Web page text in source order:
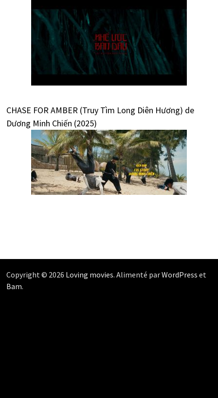
CHASE FOR AMBER (Truy Tìm Long Diên Hương) de
Dương Minh Chiến (2025)
Copyright © 2026 Loving movies. Alimenté parWordPress et
Bam.